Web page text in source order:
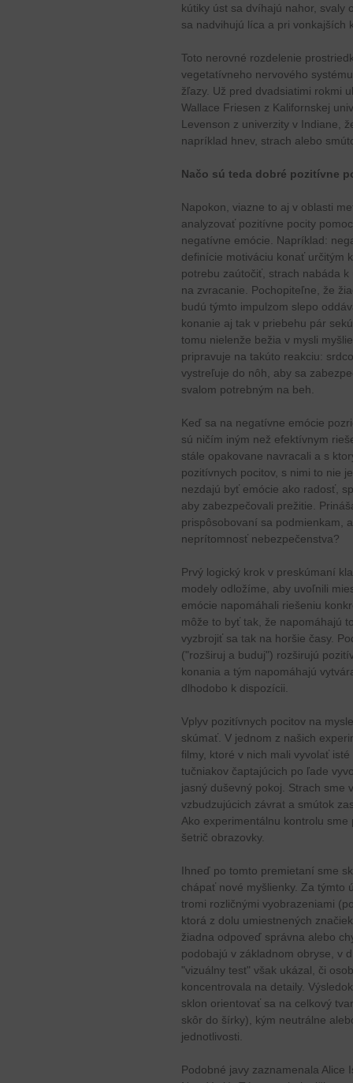
kútiky úst sa dvíhajú nahor, svaly
sa nadvihujú líca a pri vonkajších
Toto nerovné rozdelenie
vegetatívneho nervového
žľazy. Už pred dvadsiatimi rokmi
Wallace Friesen z Kalifornskej
Levenson z univerzity v Indiane,
napríklad hnev, strach alebo
Načo sú teda dobré pozitívne
Napokon, viazne to aj v oblasti
analyzovať pozitívne pocity
negatívne emócie. Napríklad:
definície motiváciu konať určitým
potrebu zaútočiť, strach nabáda
na zvracanie. Pochopiteľne, že
budú týmto impulzom slepo
konanie aj tak v priebehu pár
tomu nielenže bežia v mysli
pripravuje na takúto reakciu:
vystreľuje do nôh, aby sa
svalom potrebným na beh.
Keď sa na negatívne emócie
sú ničím iným než efektívnym
stále opakovane navracali a s
pozitívnych pocitov, s nimi to nie
nezdajú byť emócie ako radosť,
aby zabezpečovali prežitie.
prispôsobovaní sa podmienkam,
neprítomnosť nebezpečenstva?
Prvý logický krok v preskúmaní
modely odložíme, aby uvoľnili
emócie napomáhali riešeniu
môže to byť tak, že napomáhajú
vyzbrojiť sa tak na horšie časy.
("rozširuj a buduj") rozširujú
konania a tým napomáhajú
dlhodobo k dispozícii.
Vplyv pozitívnych pocitov na
skúmať. V jednom z našich
filmy, ktoré v nich mali vyvolať
tučniakov čaptajúcich po ľade
jasný duševný pokoj. Strach sme
vzbudzujúcich závrat a smútok
Ako experimentálnu kontrolu
šetrič obrazovky.
Ihneď po tomto premietaní sme
chápať nové myšlienky. Za týmto
tromi rozličnými vyobrazeniami
ktorá z dolu umiestnených
žiadna odpoveď správna alebo
podobajú v základnom obryse, v
"vizuálny test" však ukázal, či
koncentrovala na detaily.
sklon orientovať sa na celkový
skôr do šírky), kým neutrálne
jednotlivosti.
Podobné javy zaznamenala Alice